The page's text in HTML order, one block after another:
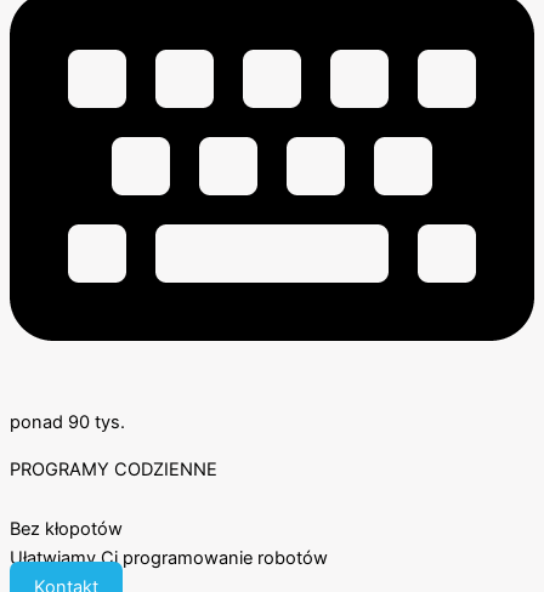
ponad 90 tys.
PROGRAMY CODZIENNE
Bez kłopotów
Ułatwiamy Ci programowanie robotów
Kontakt